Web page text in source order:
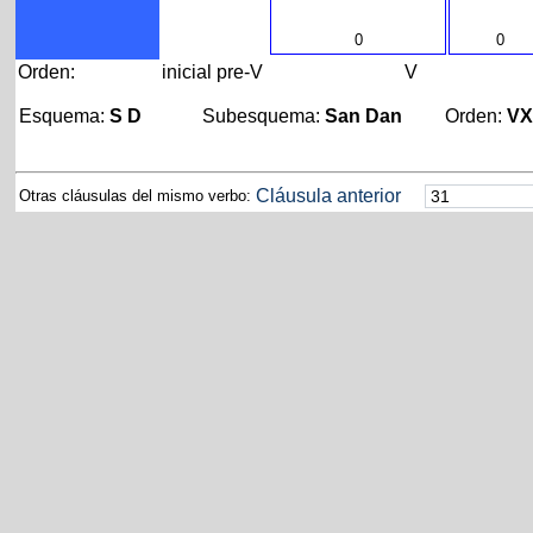
0 0
Orden: inicial pre-V V
Esquema: S D Subesquema:San Dan Orden:VX
Otras cláusulas del mismo verbo: Cláusula anterior